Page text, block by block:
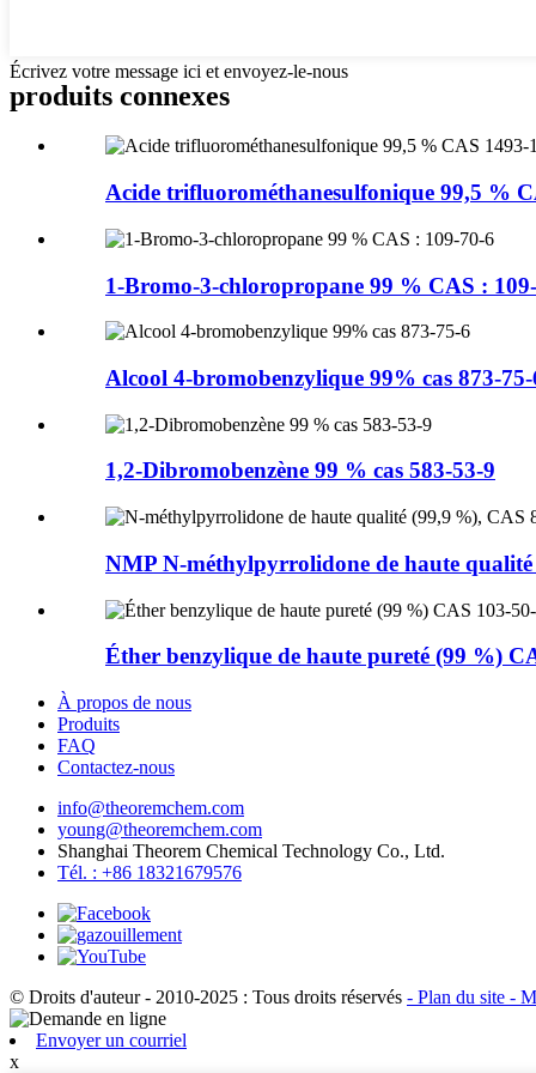
Écrivez votre message ici et envoyez-le-nous
produits connexes
Acide trifluorométhanesulfonique 99,5 %
1-Bromo-3-chloropropane 99 % CAS :
Alcool 4-bromobenzylique 99% cas 873-75-
1,2-Dibromobenzène 99 % cas 583-53-9
NMP N-méthylpyrrolidone de haute
Éther benzylique de haute pureté (99 %)
À propos de nous
Produits
FAQ
Contactez-nous
info@theoremchem.com
young@theoremchem.com
Shanghai Theorem Chemical Technology Co., Ltd.
Tél. : +86 18321679576
© Droits d'auteur - 2010-2025 : Tous droits réservés - Plan du site -
Envoyer un courriel
x